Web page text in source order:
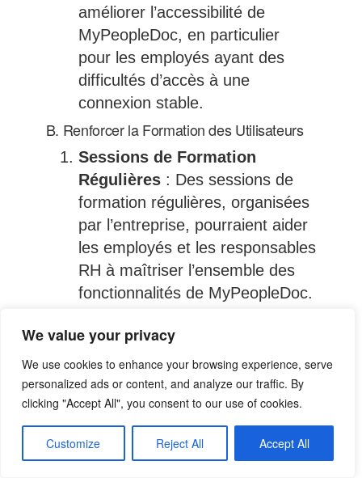
We value your privacy
We use cookies to enhance your browsing experience, serve
personalized ads or content, and analyze our traffic. By
clicking "Accept All", you consent to our use of cookies.
Customize Reject All Accept All
améliorer l’accessibilité de
MyPeopleDoc, en particulier
pour les employés ayant des
difficultés d’accès à une
connexion stable.
B. Renforcer la Formation des Utilisateurs
Sessions de Formation
Régulières: Des sessions de
formation régulières, organisées
par l’entreprise, pourraient aider
les employés et les responsables
RH à maîtriser l’ensemble des
fonctionnalités de MyPeopleDoc.
inclure des ateliers pratiques,
des webinaires, et des guides
interactifs.
Tutoriels Vidéo et Guides
d’Utilisation: Des tutoriels
vidéo et des guides d’utilisation